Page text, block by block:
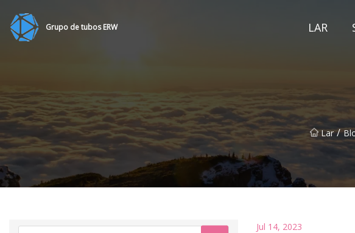
Grupo de tubos ERW LAR
Lar /
Jul 14, 2023